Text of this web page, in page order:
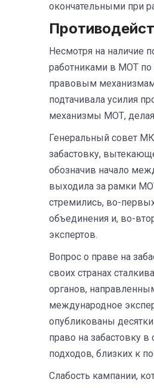
окончательными при
Несмотря на наличие
работниками в МОТ по
правовым
подтачивала усилия
механизмы МОТ,
Генеральный совет
забастовку,
обозначив начало
выходила за рамки
стремились, во-
объединения и, во-
экспертов.
Вопрос о праве на
своих странах
органов,
международное
опубликованы
право на забастовку
подходов, близких к
Слабость кампании,